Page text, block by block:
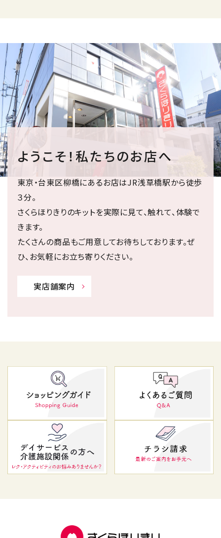
ようこそ！私たちのお店へ
東京・台東区柳橋にあるお店はJR浅草橋駅から徒歩
３分。
さくらほりきりのキットを実際に見て、触れて、体験で
きます。
たくさんの商品もご用意してお待ちしております。ぜ
ひ、お気軽にお立ち寄りください。
実店舗案内